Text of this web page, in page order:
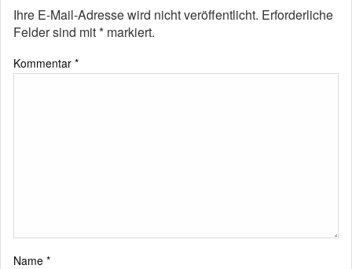
Ihre E-Mail-Adresse wird nicht veröffentlicht. Erforderliche
Felder sind mit* markiert.
Kommentar *
Name *